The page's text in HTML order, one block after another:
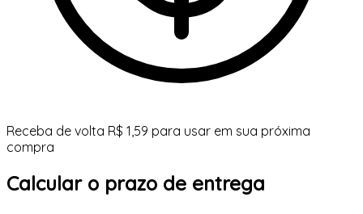
Receba de volta R$ 1,59 para usar em sua próxima
compra
Calcular o prazo de entrega